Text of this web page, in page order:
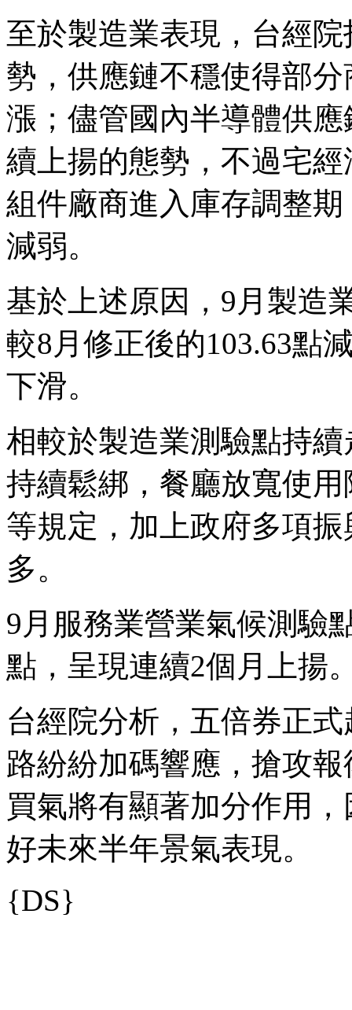
至於製造業表現，台經
勢，供應鏈不穩使得部
漲；儘管國內半導體供
續上揚的態勢，不過宅
組件廠商進入庫存調整
減弱。
基於上述原因，9月製造
較8月修正後的103.63點
下滑。
相較於製造業測驗點持
持續鬆綁，餐廳放寬使
等規定，加上政府多項
多。
9月服務業營業氣候測驗
點，呈現連續2個月上揚
台經院分析，五倍券正
路紛紛加碼響應，搶攻
買氣將有顯著加分作用
好未來半年景氣表現。
{DS}